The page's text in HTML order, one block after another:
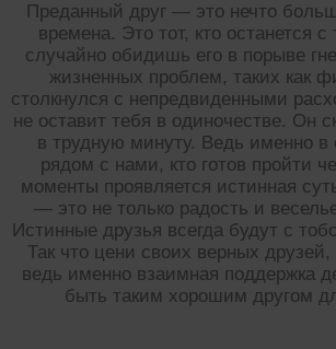
Преданный друг — это нечто
времена. Это тот, кто
случайно обидишь его в порыве
жизненных проблем, таких как
столкнулся с непредвиденными
не оставит тебя в одиночестве. Он
в трудную минуту. Ведь именно
рядом с нами, кто готов пройти
моменты проявляется истинная
— это не только радость и
Истинные друзья всегда будут с
Так что цени своих верных
ведь именно взаимная поддержка
быть таким хорошим другом